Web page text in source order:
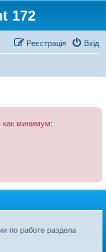
172
Вхід
Реєстрація
как минимум:
по работе раздела